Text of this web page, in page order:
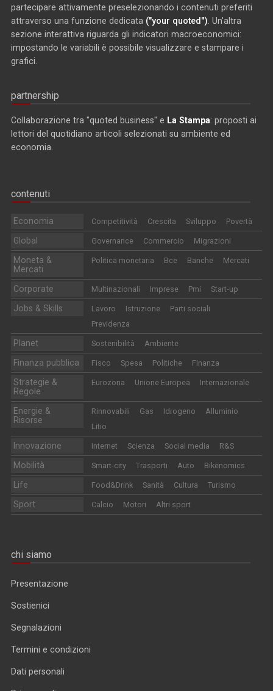
partecipare attivamente preselezionando i contenuti preferiti
attraverso una funzione dedicata ("your quoted") . Un'altra
sezione interattiva riguarda gli indicatori macroeconomici:
impostando le variabili è possibile visualizzare e stampare i
grafici.
partnership
Collaborazione tra "quoted business" e La Stampa: proposti ai
lettori del quotidiano articoli selezionati su ambiente ed
economia.
contenuti
Economia Competitività Crescita Sviluppo Povertà
Global Governance Commercio Migrazioni
Moneta &
Mercati
Politica monetaria Bce Banche Mercati
Corporate Multinazionali Imprese Pmi Start-up
Jobs & Skills Lavoro Istruzione
Parti sociali
Previdenza
Planet Sostenibilità Ambiente
Finanza pubblica Fisco Spesa Politiche Finanza
Strategie &
Regole
Eurozona Unione Europea Internazionale
Energie &
Risorse
Rinnovabili Gas Idrogeno
Alluminio
Litio
Innovazione Internet Scienza Social media R&S
Mobilità Smart-city Trasporti Auto Bikenomics
Life Food&Drink Sanità Cultura Turismo
Sport Calcio Motori Altri sport
chi siamo
Presentazione
Sostienici
Segnalazioni
Termini e condizioni
Dati personali